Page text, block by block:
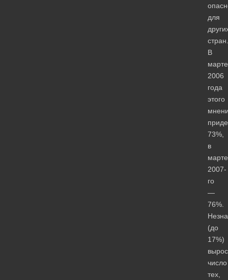
для
стран.
В
марте
2006
года
этого
73%,
в
марте
2007-
го
—
76%.
(до
17%)
число
тех,